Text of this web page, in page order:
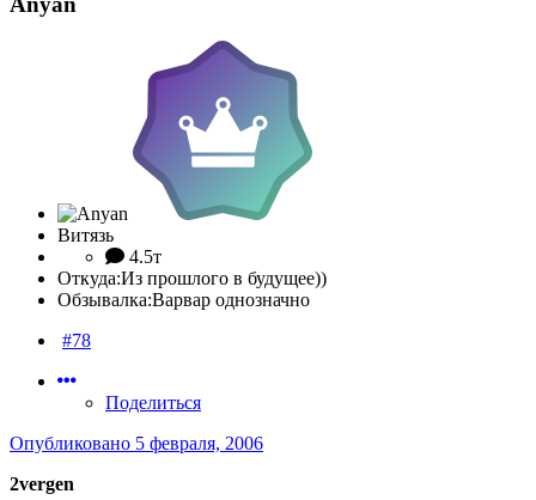
Витязь
4.5т
Откуда:Из прошлого в будущее))
Обзывалка:Варвар однозначно
#78
Поделиться
Опубликовано 5 февраля, 2006
2vergen